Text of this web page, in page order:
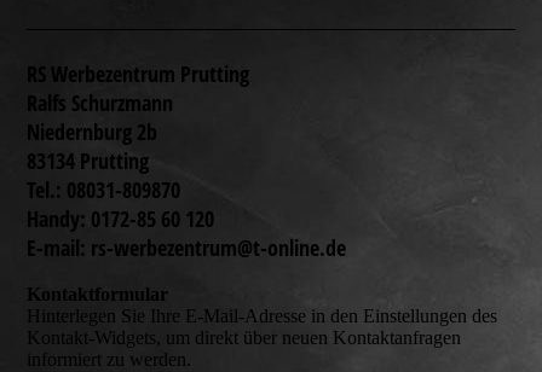
RS Werbezentrum Prutting
Ralfs Schurzmann
Niedernburg 2b
83134 Prutting
Tel.: 08031-809870
Handy: 0172-85 60 120
E-mail: rs-werbezentrum@t-online.de
Kontaktformular
Hinterlegen Sie Ihre E-Mail-Adresse in den Einstellungen des
Kontakt-Widgets, um direkt über neuen Kontaktanfragen
informiert zu werden.